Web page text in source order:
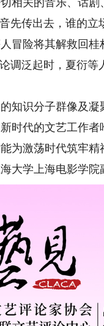
关的音乐、话剧
先传出去，谁的立
冒险将其解救回
调泛起时，夏衍
识分子群像及凝
时代的文艺工作
为激荡时代筑牢精
学上海电影学院